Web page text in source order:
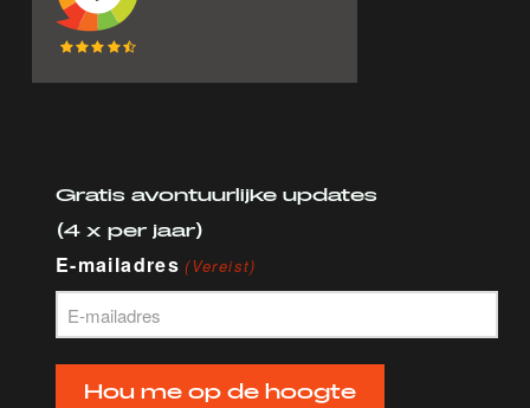
Gratis avontuurlijke updates
(4 x per jaar)
E-mailadres (Vereist)
Hou me op de hoogte